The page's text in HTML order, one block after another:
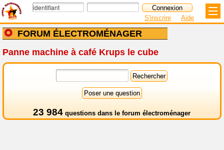
FORUM ÉLECTROMÉNAGER
S'inscrire Aide
Panne machine à café Krups le cube
23 984 questions dans le forum électroménager